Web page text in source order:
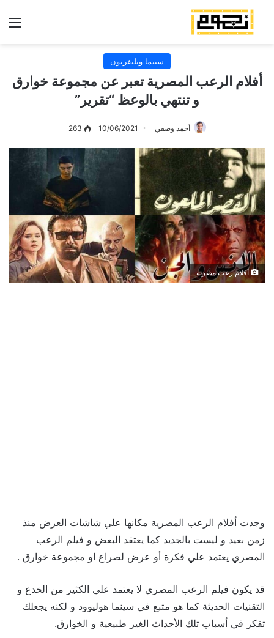
سينما وتليفزيون
أفلام الرعب المصرية تعبر عن مجموعة خوارق
و تنتهي بالوعظ “تقرير”
أحمد وصفي 10/06/2021
263
أفلام رعب مصرية
وجدت أفلام الرعب المصرية مكانها علي شاشات العرض منذ
زمن بعيد و ليست بالجديد كما يعتقد البعض و فيلم الرعب
المصري يعتمد علي فكرة أو عرض لصراع او مجموعة خوارق .
قد يكون فيلم الرعب المصري لا يعتمد علي الكثير من الخدع و
التقنيات الحديثة كما هو متبع في سينما هوليوود و لكنه يجعلك
تفكر في أسباب تلك الأحداث الغير طبيعية و الخوارق.